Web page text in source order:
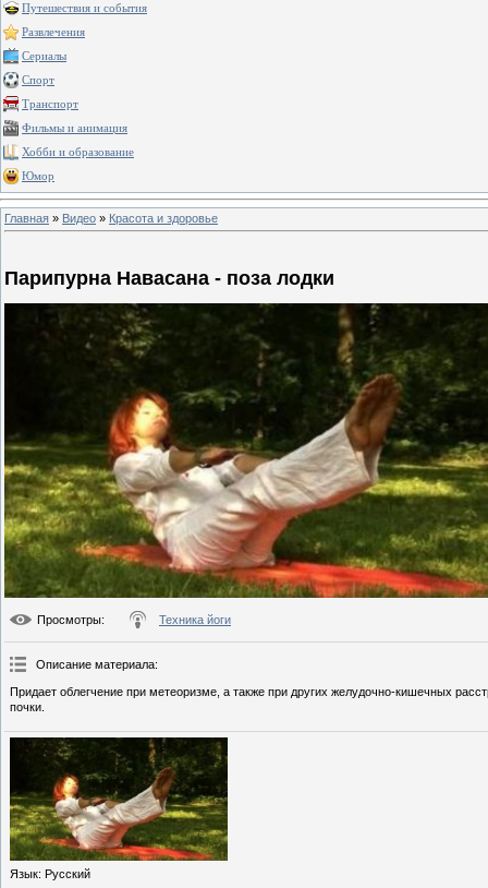
Путешествия и события
Развлечения
Сериалы
Спорт
Транспорт
Фильмы и анимация
Хобби и образование
Юмор
Главная » Видео » Красота и здоровье
Парипурна Навасана - поза лодки
Просмотры: Техника йоги
Описание материала:
Придает облегчение при метеоризме, а также при других желудочно-кишечных
почки.
Язык: Русский